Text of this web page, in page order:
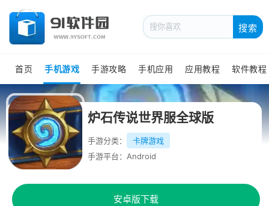
搜索
首页 手机游戏 手游攻略 手机应用 应用教程 软件教程
炉石传说世界服全球版
手游分类：
卡牌游戏
手游平台：Android
安卓版下载